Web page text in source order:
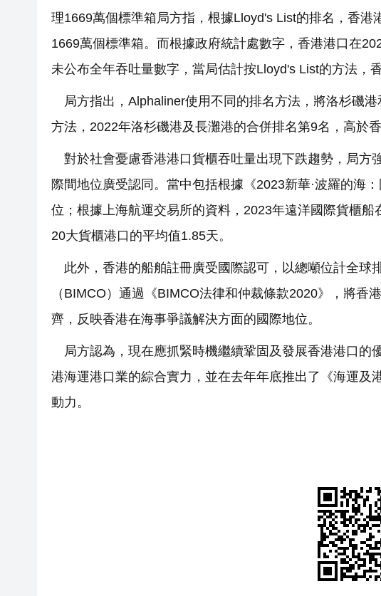
理1669萬個標準箱局方指，根據Lloyd's List的排名，香
1669萬個標準箱。而根據政府統計處數字，香港港口在
未公布全年吞吐量數字，當局估計按Lloyd's List的方法，
局方指出，Alphaliner使用不同的排名方法，將洛杉磯
方法，2022年洛杉磯港及長灘港的合併排名第9名，高於香
對於社會憂慮香港港口貨櫃吞吐量出現下跌趨勢，局方
際間地位廣受認同。當中包括根據《2023新華·波羅的海
位；根據上海航運交易所的資料，2023年遠洋國際貨櫃
20大貨櫃港口的平均值1.85天。
此外，香港的船舶註冊廣受國際認可，以總噸位計全球
（BIMCO）通過《BIMCO法律和仲裁條款2020》，將
齊，反映香港在海事爭議解決方面的國際地位。
局方認為，現在應抓緊時機繼續鞏固及發展香港港口
港海運港口業的綜合實力，並在去年年底推出了《海運及
動力。